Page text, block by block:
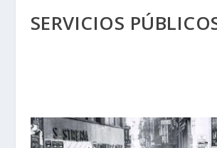
SERVICIOS